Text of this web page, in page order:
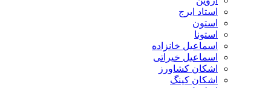
استاد ایرج
استون
استونا
اسماعیل خانزاده
اسماعیل خیراتی
اشکان کشاورز
اشکان کینگ